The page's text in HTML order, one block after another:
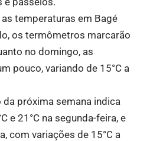
temperaturas em Bagé
os termômetros marcarão
no domingo, as
pouco, variando de 15°C a
próxima semana indica
e 21°C na segunda-feira, e
com variações de 15°C a